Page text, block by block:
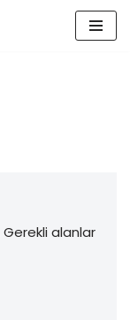
Gerekli alanlar